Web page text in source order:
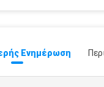
Ενημέρωση